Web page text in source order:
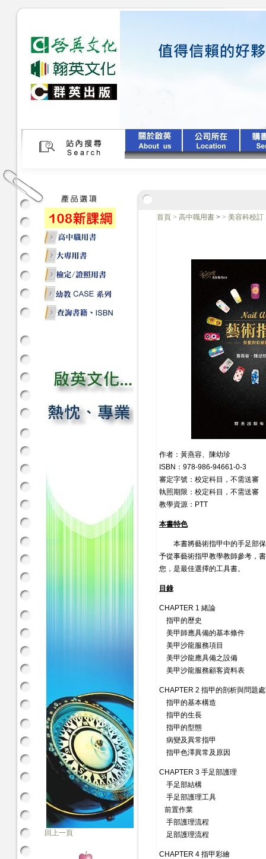
回上一頁
首頁 > 高中職用書 > > 美容科校訂
作者：黃燕容、陳幼珍
ISBN：978-986-94661-0-3
審定字號：校定科目，不需送審
執照期限：校定科目，不需送審
教學資源：PTT
本書特色
本書將藝術指甲中的手足部保
予從事藝術指甲教學教師參考，
您，是最佳選擇的工具書。
目錄
CHAPTER 1 緒論
指甲的歷史
美甲師應具備的基本條件
美甲沙龍服務項目
美甲沙龍應具備之設備
美甲沙龍服務顧客資料表
CHAPTER 2 指甲的剖析與問題
指甲的基本構造
指甲的生長
指甲的型態
病變及異常指甲
指甲色澤異常及原因
CHAPTER 3 手足部護理
手足部結構
手足部護理工具
前置作業
手部護理流程
足部護理流程
CHAPTER 4 指甲彩繪